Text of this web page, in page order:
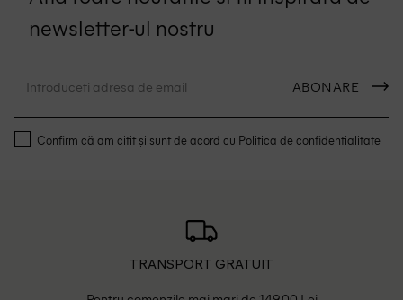
newsletter-ul nostru
ABONARE
Confirm că am citit și sunt de acord cu Politica de confidentialitate
TRANSPORT GRATUIT